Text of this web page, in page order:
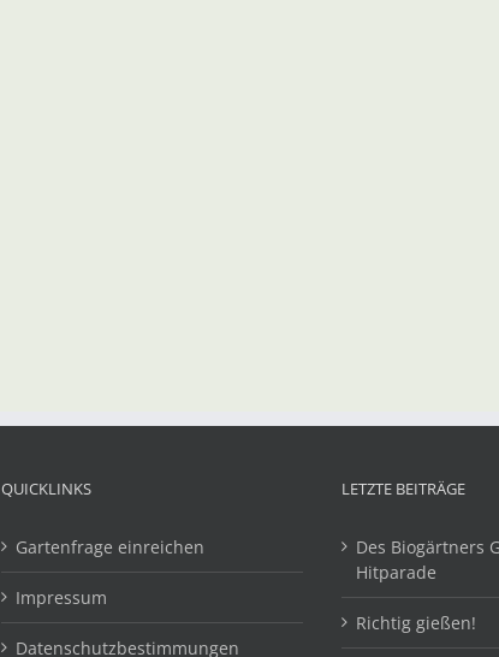
QUICKLINKS
Gartenfrage einreichen
Impressum
Datenschutzbestimmungen
LETZTE BEITRÄGE
Des Biogärtners
Hitparade
Richtig gießen!